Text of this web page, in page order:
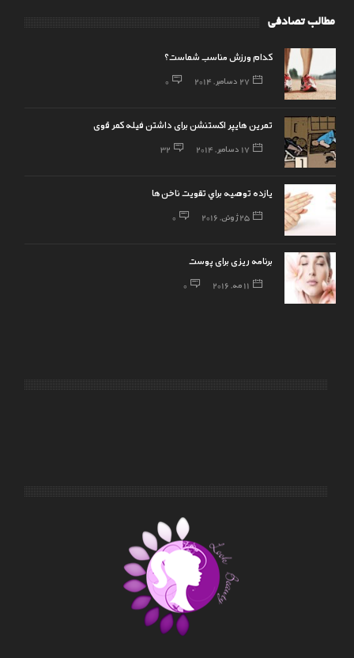
مطالب تصادفی
کدام ورزش مناسب شماست؟
27 دسامبر, 2014 0
تمرین هایپر اکستنشن برای داشتن فیله کمر قوی
17 دسامبر, 2014 32
يازده توصيه براي تقويت ناخن‌ها
25 ژوئن, 2016 0
برنامه ریزی برای پوست
11 مه, 2016 0